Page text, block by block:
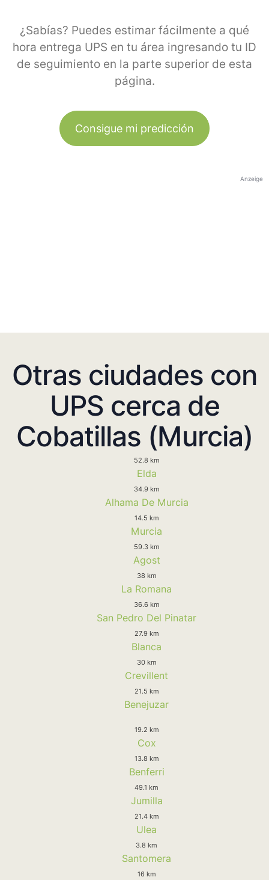
¿Sabías? Puedes estimar fácilmente a qué
hora entrega UPS en tu área ingresando tu ID
de seguimiento en la parte superior de esta
página.
Consigue mi predicción
Anzeige
Otras ciudades con
UPS cerca de
Cobatillas (Murcia)
52.8 km
Elda
34.9 km
Alhama De Murcia
14.5 km
Murcia
59.3 km
Agost
38 km
La Romana
36.6 km
San Pedro Del Pinatar
27.9 km
Blanca
30 km
Crevillent
21.5 km
Benejuzar
19.2 km
Cox
13.8 km
Benferri
49.1 km
Jumilla
21.4 km
Ulea
3.8 km
Santomera
16 km